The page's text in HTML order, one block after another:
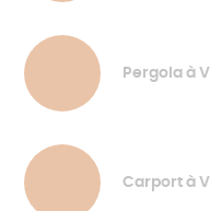
Pergola à
Carport à